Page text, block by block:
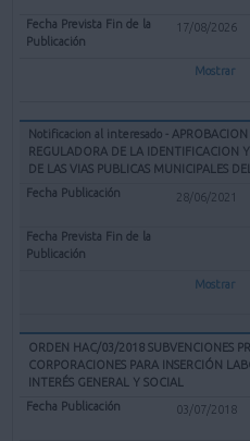
17/08/2026
Mostrar
Notificacion al interesado - APROBACION
REGULADORA DE LA IDENTIFICACION
DE LAS VIAS PUBLICAS MUNICIPALES
28/06/2021
Mostrar
ORDEN HAC/03/2018 SUBVENCIONES
CORPORACIONES PARA INSERCIÓN
INTERÉS GENERAL Y SOCIAL
03/07/2018